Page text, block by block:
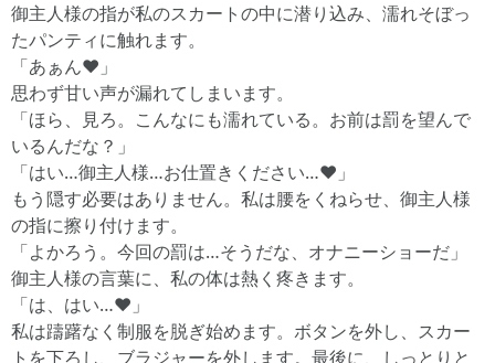
御主人様の指が私のスカートの中に潜り込み、濡れそぼっ
たパンティに触れます。
「あぁん♥」
思わず甘い声が漏れてしまいます。
「ほら、見ろ。こんなにも濡れている。お前は罰を望んで
いるんだな？」
「はい…御主人様…お仕置きください…♥」
もう隠す必要はありません。私は腰をくねらせ、御主人様
の指に擦り付けます。
「よかろう。今回の罰は…そうだな、オナニーショーだ」
御主人様の言葉に、私の体は熱く疼きます。
「は、はい…♥」
私は躊躇なく制服を脱ぎ始めます。ボタンを外し、スカー
トを下ろし、ブラジャーを外します。最後に、しっとりと